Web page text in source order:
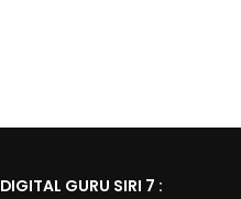
GURU SIRI 7 :